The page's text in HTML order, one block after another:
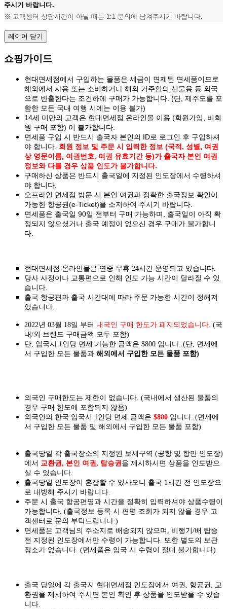
주시기 바랍니다.
※ 고객센터 상담시간이 아닐 때는 1:1 문의에 남겨주시기 바랍니다.
레이어 닫기
쇼핑가이드
현대면세점에서 구입하는 물품은 세금이 면제된 면세품이므로
해외에서 사용 또는 소비하거나 해외 거주인의 선물용 등 외국
으로 반출한다는 조건하에 구매가 가능합니다. (단, 제주도를 포
함한 모든 국내 여행 시에는 이용 불가)
14세 미만의 고객은 현대면세점 온라인몰 이용 (회원가입, 비회
원 구매 포함) 이 불가합니다.
면세품 구입 시 반드시 출국자 본인의 ID로 로그인 후 구입하셔
야 합니다. 회원 정보 및 주문 시 입력한 정보 (국적, 성별, 여권
상 영문이름, 여권번호, 여권 유효기간 등)가 출국자 본인 여권
정보와 다를 경우 상품 인도가 불가합니다.
구매하신 상품은 반드시 출국일에 지정된 인도장에서 수령하셔
야 합니다.
오프라인 면세점 방문 시 본인 여권과 정확한 출국정보 확인이
가능한 항공권(e-Ticket)을 소지하여 주시기 바랍니다.
면세품은 출국일 90일 전부터 구매 가능하며, 출국일이 아직 확
정되지 않으셨거나 출국 예정이 없으신 경우 구매가 불가합니
다.
현대면세점 온라인몰은 연중 무휴 24시간 운영되고 있습니다.
당사 사정이나 교통편으로 인해 인도 가능 시간이 달라질 수 있
습니다.
출국 항공편과 출국 시간대에 따라 주문 가능한 시간이 정해져
있습니다.
2022년 03월 18일 부터 내국인 구매 한도가 폐지되었습니다. (국
내/외 브랜드 구매금액 모두 포함)
단, 입국시 1인당 면세 가능한 금액은 $800 입니다. (단, 면세에
서 구입한 모든 물품과 해외에서 구입한 모든 물품 포함)
외국인 구매한도는 제한이 없습니다. (국내에서 생산된 물품의
경우 구매 한도에 포함되지 않음)
외국인의 한국 입국시 1인당 면세 금액은 $800 입니다. (면세에
서 구입한 모든 물품 및 해외에서 구입한 모든 물품 포함)
출국당일 각 출국장소의 지정된 보세구역 (공항 및 항만 인도장)
에서 교환권, 본인 여권, 탑승권을 제시하시면 상품을 인도받으
실 수 있습니다.
출국당일 인도장이 혼잡할 수 있사오니 출국 1시간 전 인도장으
로 내방해 주시기 바랍니다.
주문 시 출국 항공편명과 시간을 정확히 입력하셔야 상품수령이
가능합니다. (출국정보 등록 시 편명 조회가 되지 않을 경우 고
객센터로 문의 부탁드립니다.)
면세품은 고객님의 주소지로 배송되지 않으며, 비행기/배 탑승
전 지정된 인도장에서만 수령이 가능합니다. 또한 별도의 보관
장소가 없습니다. (면세품은 입국 시 수령이 절대 불가합니다)
출국 당일에 각 출국지 현대면세점 인도장에서 여권, 항공권, 교
환권을 제시하여 주시면 본인 확인 후 상품을 인도받을 수 있습
니다.